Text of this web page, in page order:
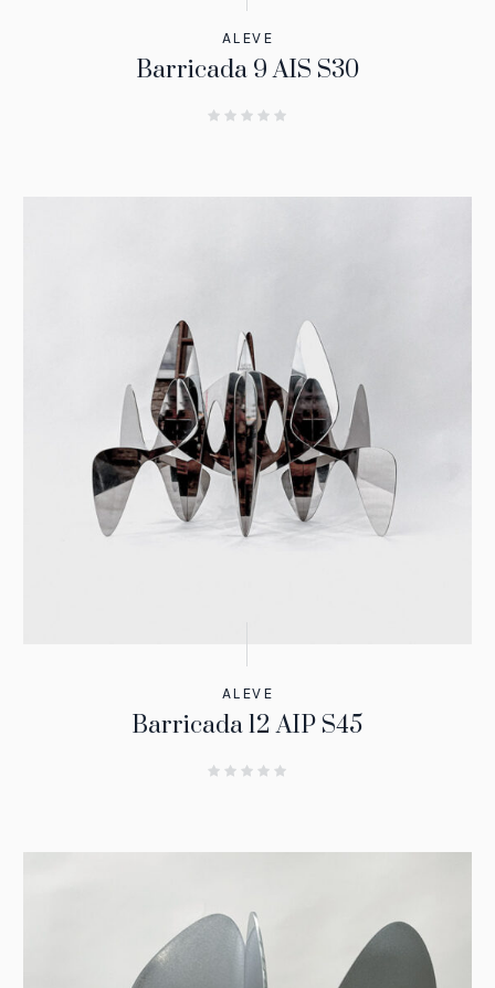
ALEVE
Barricada 9 AIS S30
ALEVE
Barricada 12 AIP S45